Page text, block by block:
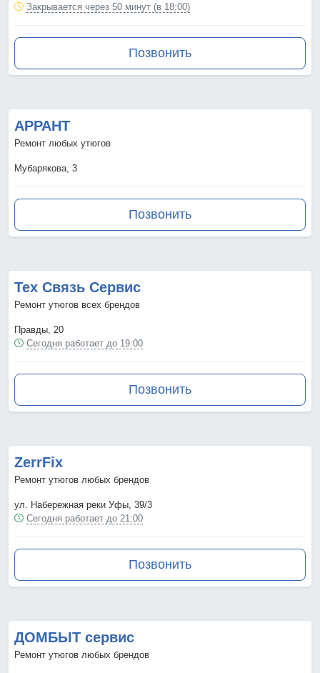
Закрывается через 50 минут (в 18:00)
Позвонить
АРРАНТ
Ремонт любых утюгов
Мубарякова, 3
Позвонить
Тех Связь Сервис
Ремонт утюгов всех брендов
Правды, 20
Сегодня работает до 19:00
Позвонить
ZerrFix
Ремонт утюгов любых брендов
ул. Набережная реки Уфы, 39/3
Сегодня работает до 21:00
Позвонить
ДОМБЫТ сервис
Ремонт утюгов любых брендов